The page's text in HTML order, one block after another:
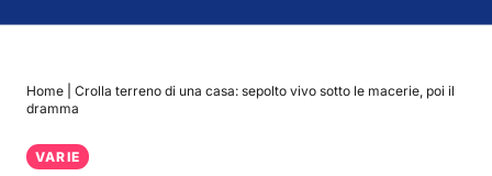
Home
Crolla terreno di una casa: sepolto vivo sotto le macerie, poi il
dramma
VARIE